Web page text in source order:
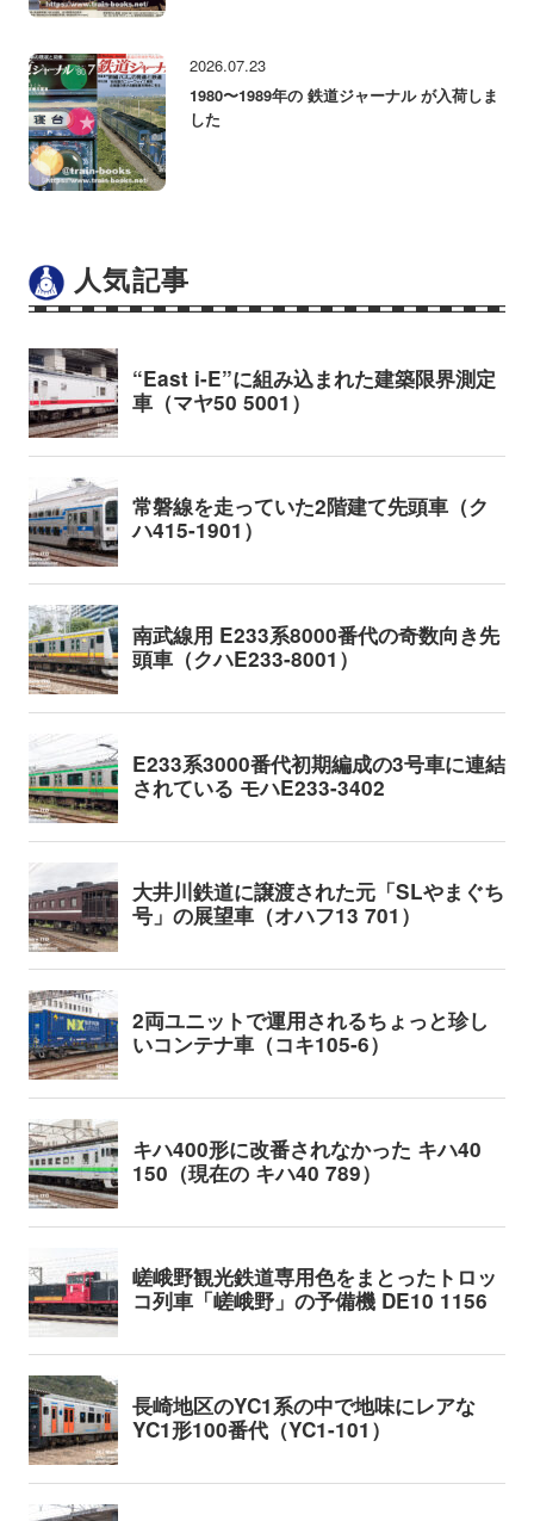
2026.07.23
1980〜1989年の 鉄道ジャーナル が入荷しま
した
人気記事